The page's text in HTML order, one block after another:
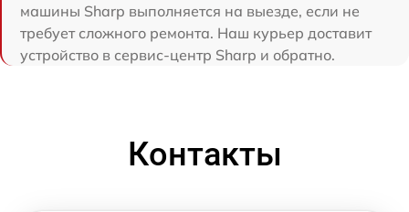
машины Sharp выполняется на выезде, если не
требует сложного ремонта. Наш курьер доставит
устройство в сервис-центр Sharp и обратно.
Контакты